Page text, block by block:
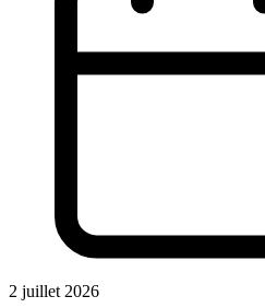
2 juillet 2026